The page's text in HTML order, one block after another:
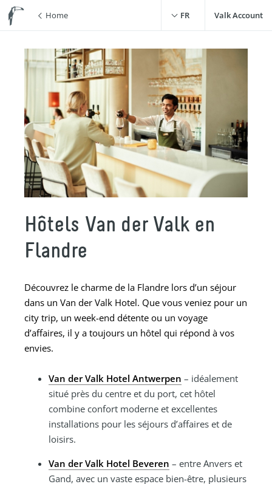
Home FR Valk Account
Hôtels Van der Valk en
Flandre
Découvrez le charme de la Flandre lors d’un séjour
dans un Van der Valk Hotel. Que vous veniez pour un
city trip, un week-end détente ou un voyage
d’affaires, il y a toujours un hôtel qui répond à vos
envies.
Van der Valk Hotel Antwerpen – idéalement
situé près du centre et du port, cet hôtel
combine confort moderne et excellentes
installations pour les séjours d’affaires et de
loisirs.
Van der Valk Hotel Beveren – entre Anvers et
Gand, avec un vaste espace bien-être, plusieurs